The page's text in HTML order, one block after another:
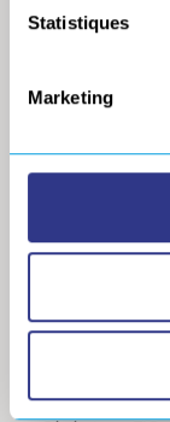
Statistiques
Marketing
Recrutement
Europe
MATÉRIEL DE
Caméra de
Générateurs